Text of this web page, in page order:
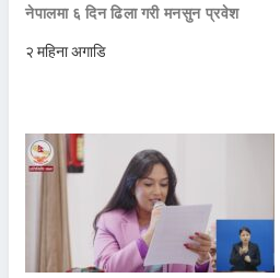
नेपालमा ६ दिन ढिला गरी मनसुन प्रवेश
२ महिना अगाडि